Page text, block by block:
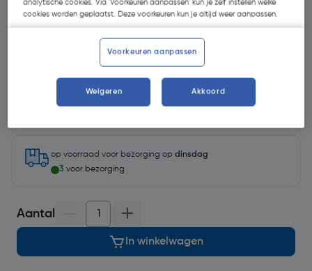
€ 10,25
op voorraad voor bezorging op dinsdag
3 voor bezorging
Aantal
In winkelwagen
analytische cookies. Via 'Voorkeuren aanpassen' kun je zelf instellen welke
cookies worden geplaatst. Deze voorkeuren kun je altijd weer aanpassen.
Voorkeuren aanpassen
Weigeren Akkoord